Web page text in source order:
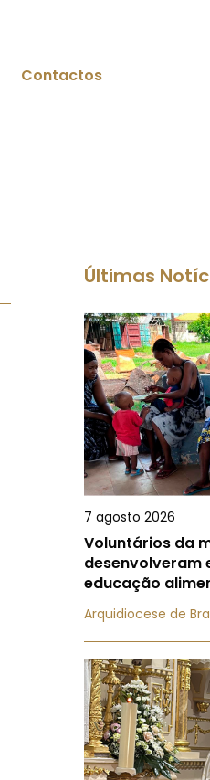
Contactos
Últimas
7 agosto 2026
Voluntários da
desenvolveram
educação
Arquidiocese de